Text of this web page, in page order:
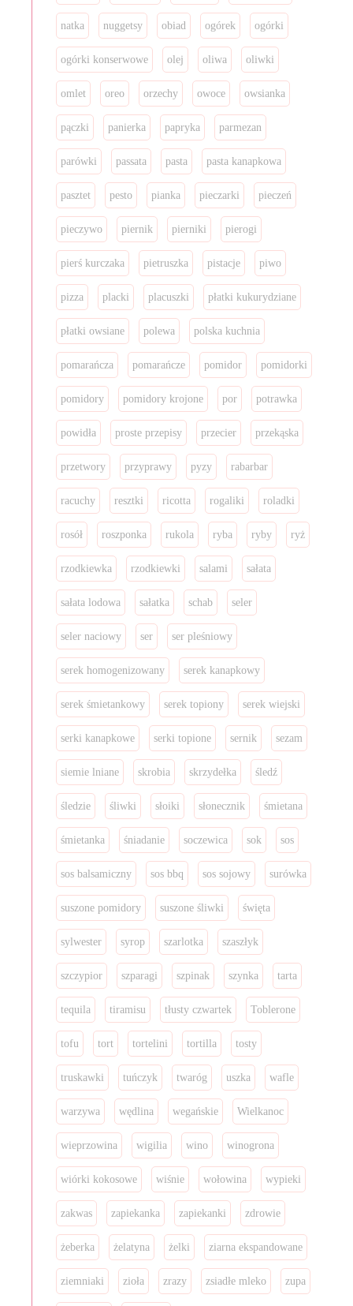
natka nuggetsy obiad ogórek ogórki
ogórki konserwowe olej oliwa oliwki
omlet oreo orzechy owoce owsianka
pączki panierka papryka parmezan
parówki passata pasta pasta kanapkowa
pasztet pesto pianka pieczarki pieczeń
pieczywo piernik pierniki pierogi
pierś kurczaka pietruszka pistacje piwo
pizza placki placuszki płatki kukurydziane
płatki owsiane polewa polska kuchnia
pomarańcza pomarańcze pomidor pomidorki
pomidory pomidory krojone por potrawka
powidła proste przepisy przecier przekąska
przetwory przyprawy pyzy rabarbar
racuchy resztki ricotta rogaliki roladki
rosół roszponka rukola ryba ryby ryż
rzodkiewka rzodkiewki salami sałata
sałata lodowa sałatka schab seler
seler naciowy ser ser pleśniowy
serek homogenizowany serek kanapkowy
serek śmietankowy serek topiony serek wiejski
serki kanapkowe serki topione sernik sezam
siemie lniane skrobia skrzydełka śledź
śledzie śliwki słoiki słonecznik śmietana
śmietanka śniadanie soczewica sok sos
sos balsamiczny sos bbq sos sojowy surówka
suszone pomidory suszone śliwki święta
sylwester syrop szarlotka szaszłyk
szczypior szparagi szpinak szynka tarta
tequila tiramisu tłusty czwartek Toblerone
tofu tort tortelini tortilla tosty
truskawki tuńczyk twaróg uszka wafle
warzywa wędlina wegańskie Wielkanoc
wieprzowina wigilia wino winogrona
wiórki kokosowe wiśnie wołowina wypieki
zakwas zapiekanka zapiekanki zdrowie
żeberka żelatyna żelki ziarna ekspandowane
ziemniaki zioła zrazy zsiadłe mleko zupa